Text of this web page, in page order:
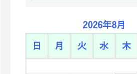
2026年8月
日
月 火 水 木